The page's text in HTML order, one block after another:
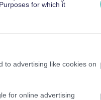
for which it
to advertising like cookies on
for online advertising